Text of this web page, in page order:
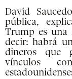
David
pública,
Trump es una
decir: habrá
dineros que
vínculos